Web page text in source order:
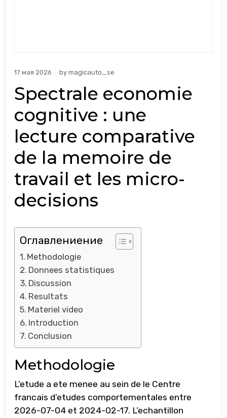
17 мая 2026 by magicauto_se
Spectrale economie
cognitive : une
lecture comparative
de la memoire de
travail et les micro-
decisions
Оглавлениение
Methodologie
Donnees statistiques
Discussion
Resultats
Materiel video
Introduction
Conclusion
Methodologie
L’etude a ete menee au sein de le Centre
francais d’etudes comportementales entre
2026-07-04 et 2024-02-17. L’echantillon